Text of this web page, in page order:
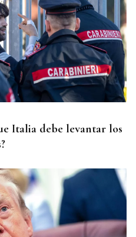
Italia debe levantar los